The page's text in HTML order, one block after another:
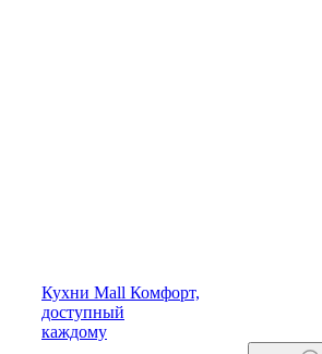
Кухни Mall Комфорт,
доступный
каждому